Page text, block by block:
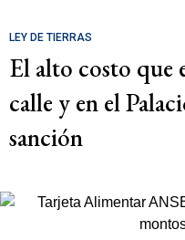
LEY DE TIERRAS
El alto costo que
calle y en el
sanción